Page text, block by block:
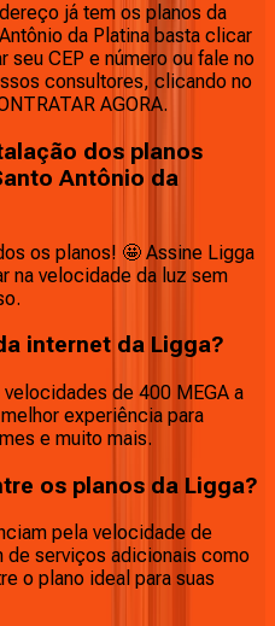
já tem os planos da
da Platina basta clicar
seu CEP e número ou fale no
consultores, clicando no
AGORA.
dos planos
Antônio da
os planos! 🤩 Assine Ligga
na velocidade da luz sem
internet da Ligga?
de 400 MEGA a
experiência para
e muito mais.
os planos da Ligga?
pela velocidade de
de serviços adicionais como
o plano ideal para suas